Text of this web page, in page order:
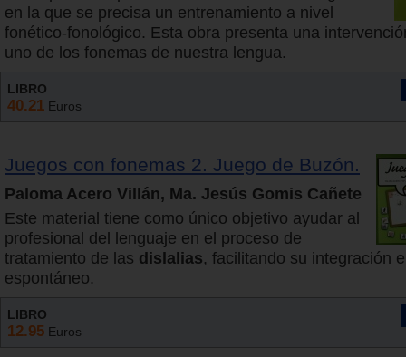
en la que se precisa un entrenamiento a nivel
fonético-fonológico. Esta obra presenta una
uno de los fonemas de nuestra lengua.
LIBRO
40.21 Euros
Juegos con fonemas 2. Juego de Buzón.
Paloma Acero Villán, Ma. Jesús Gomis Cañete
Este material tiene como único objetivo ayudar al
profesional del lenguaje en el proceso de
tratamiento de las dislalias, facilitando su integración
espontáneo.
LIBRO
12.95 Euros